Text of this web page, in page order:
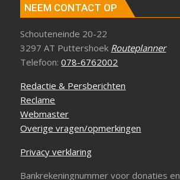
NEEM CONTACT OP
Schouteneinde 20-22
3297 AT Puttershoek Routeplanner
Telefoon:078-6762002
Redactie & Persberichten
Reclame
Webmaster
Overige vragen/opmerkingen
Privacy verklaring
Bankrekeningnummer voor donaties en